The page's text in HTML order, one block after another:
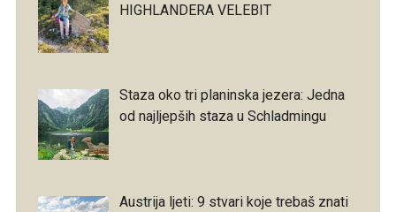
HIGHLANDERA VELEBIT
Staza oko tri planinska jezera: Jedna
od najljepših staza u Schladmingu
Austrija ljeti: 9 stvari koje trebaš znati